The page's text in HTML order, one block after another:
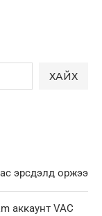
ХАЙХ
эрсдэлд оржээ
аккаунт VAC